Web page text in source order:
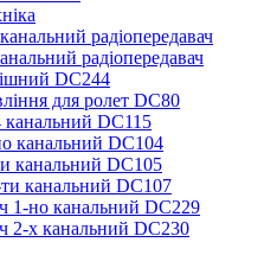
радіопередавач
радіопередавач
DC244
для ролет DC80
канальний DC115
канальний DC104
канальний DC105
канальний DC107
1-но канальний DC229
2-х канальний DC230